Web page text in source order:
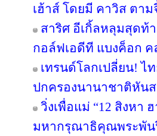
เฮ้าส์ โดยมี คาวิส ตาม
สาริศ อีเกิ้ลหลุมสุดท้
กอล์ฟเอดีที แบงค็อก
เทรนด์โลกเปลี่ยน! ไท
ปกครองนานาชาติหันส
วิ่งเพื่อแม่ “12 สิงหา
มหากรุณาธิคุณพระพัน